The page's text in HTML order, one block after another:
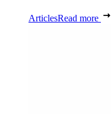
ArticlesRead more